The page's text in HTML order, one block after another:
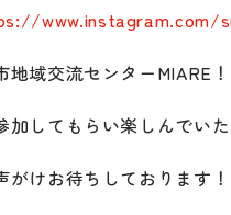
www.instagram.com/
地域交流センターMIARE
加してもらい楽しんでい
けお待ちしております！